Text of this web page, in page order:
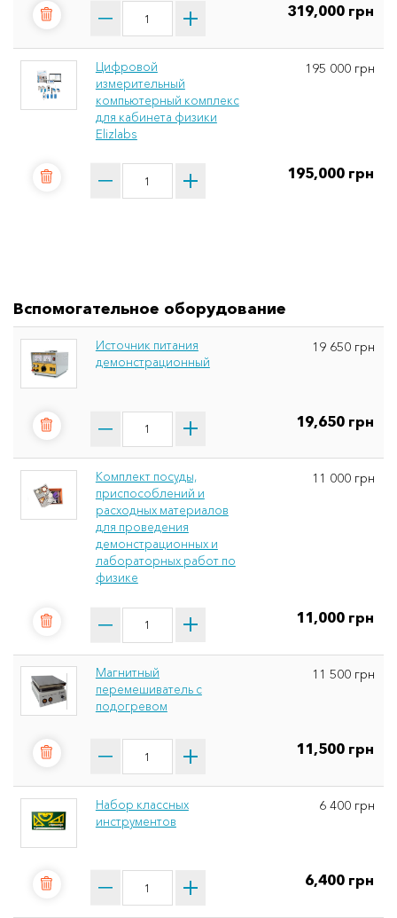
319,000 грн
Цифровой
измерительный
компьютерный комплекс
для кабинета физики
Elizlabs
195 000 грн
195,000 грн
Вспомогательное оборудование
Источник питания
демонстрационный
19 650 грн
19,650 грн
Комплект посуды,
приспособлений и
расходных материалов
для проведения
демонстрационных и
лабораторных работ по
физике
11 000 грн
11,000 грн
Магнитный
перемешиватель с
подогревом
11 500 грн
11,500 грн
Набор классных
инструментов
6 400 грн
6,400 грн